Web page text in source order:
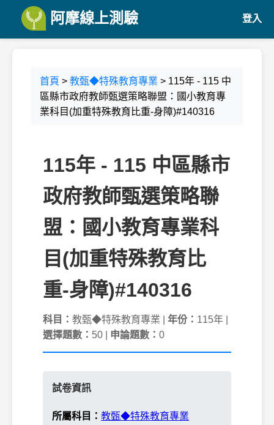
阿摩線上測驗 登入
首頁 > 教甄◆特殊教育專業 > 115年 - 115 中
區縣市政府教師甄選策略聯盟：國小教育專
業科目(加重特殊教育比重-身障)#140316
115年 - 115 中區縣市
政府教師甄選策略聯
盟：國小教育專業科
目(加重特殊教育比
重-身障)#140316
科目： 教甄◆特殊教育專業 | 年份： 115年 |
選擇題數： 50 | 申論題數： 0
試卷資訊
所屬科目： 教甄◆特殊教育專業